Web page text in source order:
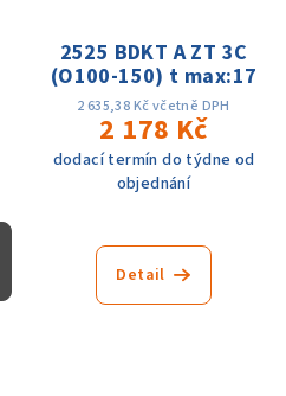
2525 BDKT A ZT 3C
(O100-150) t max:17
2 635,38 Kč včetně DPH
2 178 Kč
dodací termín do týdne od
objednání
Detail